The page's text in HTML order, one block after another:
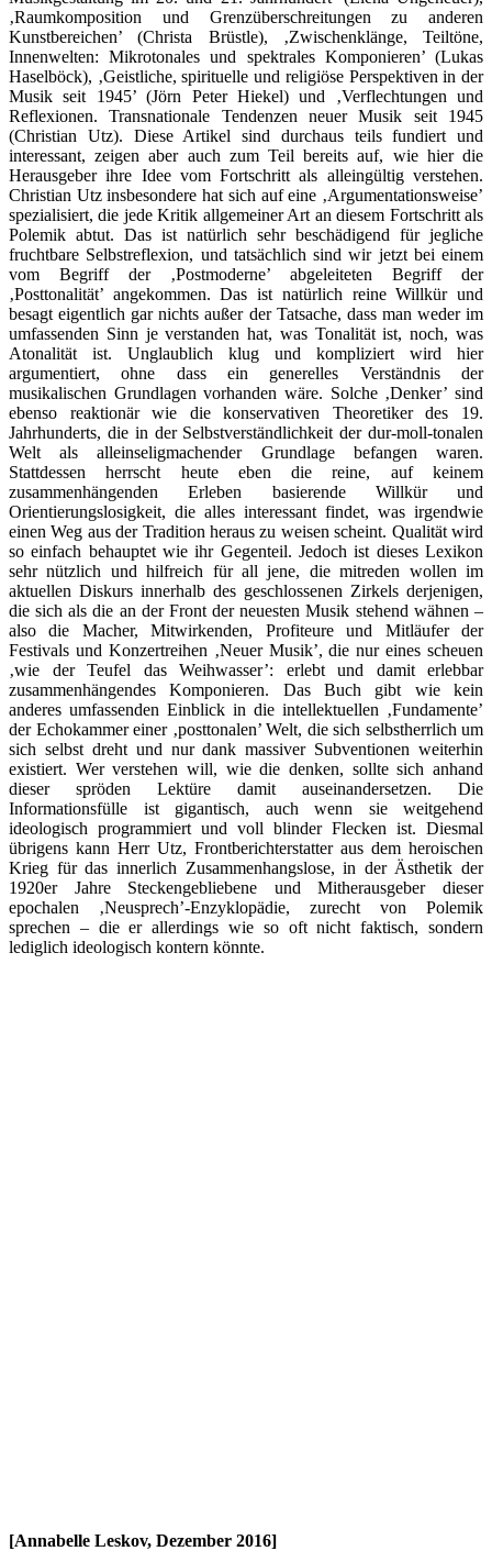
‚Raumkomposition und Grenzüberschreitungen zu anderen
Kunstbereichen’ (Christa Brüstle), ‚Zwischenklänge, Teiltöne,
Innenwelten: Mikrotonales und spektrales Komponieren’ (Lukas
Haselböck), ‚Geistliche, spirituelle und religiöse Perspektiven in der
Musik seit 1945’ (Jörn Peter Hiekel) und ‚Verflechtungen und
Reflexionen. Transnationale Tendenzen neuer Musik seit 1945
(Christian Utz). Diese Artikel sind durchaus teils fundiert und
interessant, zeigen aber auch zum Teil bereits auf, wie hier die
Herausgeber ihre Idee vom Fortschritt als alleingültig verstehen.
Christian Utz insbesondere hat sich auf eine ‚Argumentationsweise’
spezialisiert, die jede Kritik allgemeiner Art an diesem Fortschritt als
Polemik abtut. Das ist natürlich sehr beschädigend für jegliche
fruchtbare Selbstreflexion, und tatsächlich sind wir jetzt bei einem
vom Begriff der ‚Postmoderne’ abgeleiteten Begriff der
‚Posttonalität’ angekommen. Das ist natürlich reine Willkür und
besagt eigentlich gar nichts außer der Tatsache, dass man weder im
umfassenden Sinn je verstanden hat, was Tonalität ist, noch, was
Atonalität ist. Unglaublich klug und kompliziert wird hier
argumentiert, ohne dass ein generelles Verständnis der
musikalischen Grundlagen vorhanden wäre. Solche ‚Denker’ sind
ebenso reaktionär wie die konservativen Theoretiker des 19.
Jahrhunderts, die in der Selbstverständlichkeit der dur-moll-tonalen
Welt als alleinseligmachender Grundlage befangen waren.
Stattdessen herrscht heute eben die reine, auf keinem
zusammenhängenden Erleben basierende Willkür und
Orientierungslosigkeit, die alles interessant findet, was irgendwie
einen Weg aus der Tradition heraus zu weisen scheint. Qualität wird
so einfach behauptet wie ihr Gegenteil. Jedoch ist dieses Lexikon
sehr nützlich und hilfreich für all jene, die mitreden wollen im
aktuellen Diskurs innerhalb des geschlossenen Zirkels derjenigen,
die sich als die an der Front der neuesten Musik stehend wähnen –
also die Macher, Mitwirkenden, Profiteure und Mitläufer der
Festivals und Konzertreihen ‚Neuer Musik’, die nur eines scheuen
‚wie der Teufel das Weihwasser’: erlebt und damit erlebbar
zusammenhängendes Komponieren. Das Buch gibt wie kein
anderes umfassenden Einblick in die intellektuellen ‚Fundamente’
der Echokammer einer ‚posttonalen’ Welt, die sich selbstherrlich um
sich selbst dreht und nur dank massiver Subventionen weiterhin
existiert. Wer verstehen will, wie die denken, sollte sich anhand
dieser spröden Lektüre damit auseinandersetzen. Die
Informationsfülle ist gigantisch, auch wenn sie weitgehend
ideologisch programmiert und voll blinder Flecken ist. Diesmal
übrigens kann Herr Utz, Frontberichterstatter aus dem heroischen
Krieg für das innerlich Zusammenhangslose, in der Ästhetik der
1920er Jahre Steckengebliebene und Mitherausgeber dieser
epochalen ‚Neusprech’-Enzyklopädie, zurecht von Polemik
sprechen – die er allerdings wie so oft nicht faktisch, sondern
lediglich ideologisch kontern könnte.
[Annabelle Leskov, Dezember 2016]